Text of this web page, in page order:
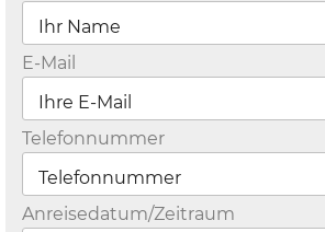
E-Mail
Telefonnummer
Anreisedatum/Zeitraum